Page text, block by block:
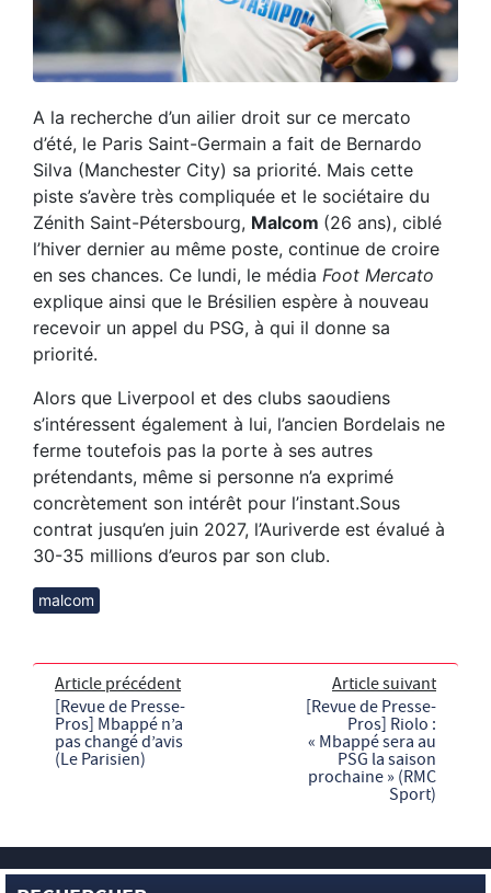
A la recherche d’un ailier droit sur ce mercato
d’été, le Paris Saint-Germain a fait de Bernardo
Silva (Manchester City) sa priorité. Mais cette
piste s’avère très compliquée et le sociétaire du
Zénith Saint-Pétersbourg, Malcom (26 ans), ciblé
l’hiver dernier au même poste, continue de croire
en ses chances. Ce lundi, le média Foot Mercato
explique ainsi que le Brésilien espère à nouveau
recevoir un appel du PSG, à qui il donne sa
priorité.
Alors que Liverpool et des clubs saoudiens
s’intéressent également à lui, l’ancien Bordelais ne
ferme toutefois pas la porte à ses autres
prétendants, même si personne n’a exprimé
concrètement son intérêt pour l’instant.Sous
contrat jusqu’en juin 2027, l’Auriverde est évalué à
30-35 millions d’euros par son club.
malcom
Article précédent
[Revue de Presse-
Pros] Mbappé n’a
pas changé d’avis
(Le Parisien)
Article suivant
[Revue de Presse-
Pros] Riolo :
« Mbappé sera au
PSG la saison
prochaine » (RMC
Sport)